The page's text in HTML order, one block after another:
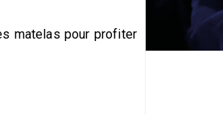
matelas pour profiter